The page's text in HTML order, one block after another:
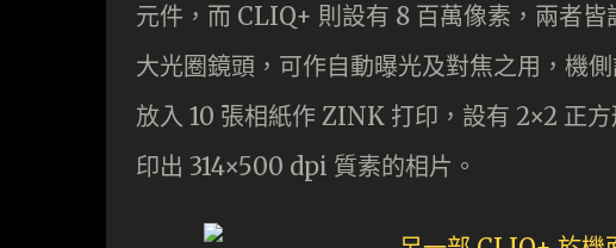
元件，而 CLIQ+ 則設有 8 百萬像素，兩者
大光圈鏡頭，可作自動曝光及對焦之用，機
放入 10 張相紙作 ZINK 打印，設有 2×2 正
印出 314×500 dpi 質素的相片。